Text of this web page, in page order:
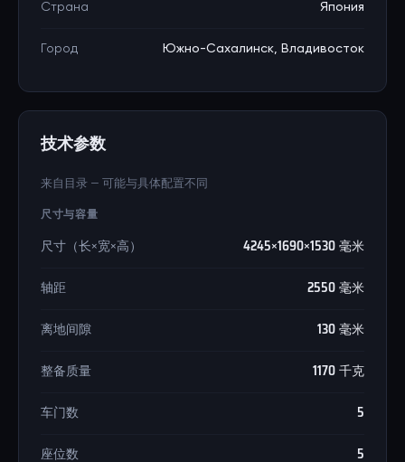
Страна Япония
Город Южно-Сахалинск, Владивосток
技术参数
来自目录 — 可能与具体配置不同
尺寸与容量
尺寸（长×宽×高） 4245×1690×1530 毫米
轴距 2550 毫米
离地间隙 130 毫米
整备质量 1170 千克
车门数 5
座位数 5